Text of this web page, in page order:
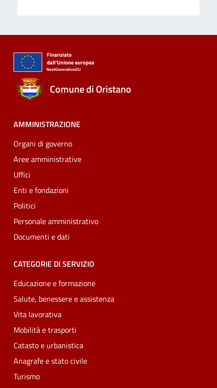
Comune di Oristano
AMMINISTRAZIONE
Organi di governo
Aree amministrative
Uffici
Enti e fondazioni
Politici
Personale amministrativo
Documenti e dati
CATEGORIE DI SERVIZIO
Educazione e formazione
Salute, benessere e assistenza
Vita lavorativa
Mobilità e trasporti
Catasto e urbanistica
Anagrafe e stato civile
Turismo